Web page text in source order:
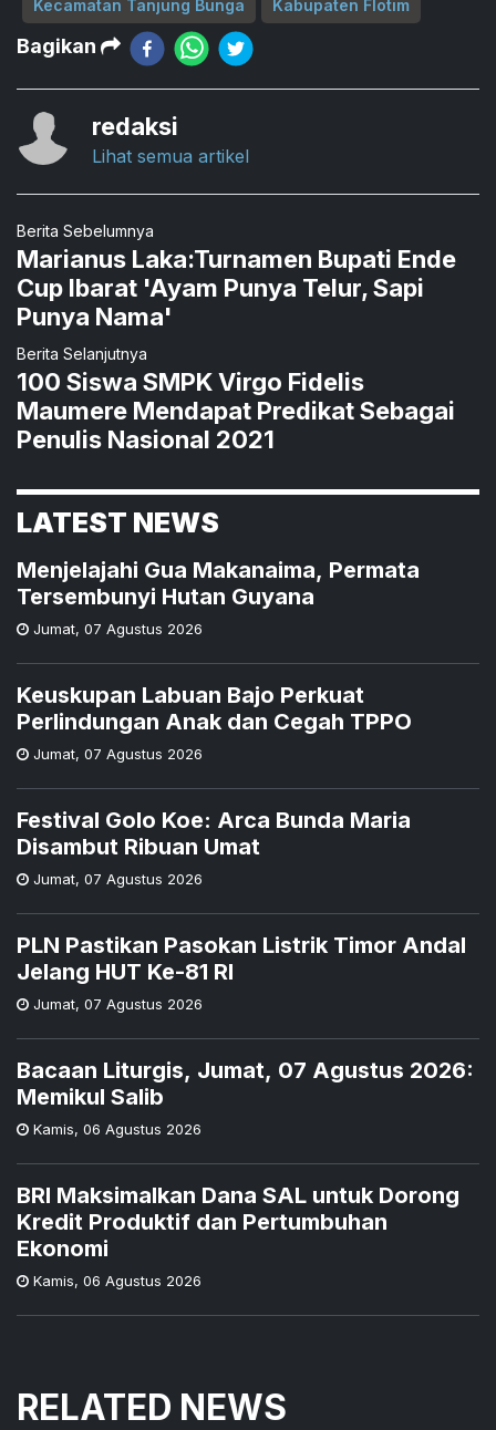
Kecamatan Tanjung Bunga Kabupaten Flotim
Bagikan
redaksi
Lihat semua artikel
Berita Sebelumnya
Marianus Laka:Turnamen Bupati Ende
Cup Ibarat 'Ayam Punya Telur, Sapi
Punya Nama'
Berita Selanjutnya
100 Siswa SMPK Virgo Fidelis
Maumere Mendapat Predikat Sebagai
Penulis Nasional 2021
LATEST NEWS
Menjelajahi Gua Makanaima, Permata
Tersembunyi Hutan Guyana
Jumat, 07 Agustus 2026
Keuskupan Labuan Bajo Perkuat
Perlindungan Anak dan Cegah TPPO
Jumat, 07 Agustus 2026
Festival Golo Koe: Arca Bunda Maria
Disambut Ribuan Umat
Jumat, 07 Agustus 2026
PLN Pastikan Pasokan Listrik Timor Andal
Jelang HUT Ke-81 RI
Jumat, 07 Agustus 2026
Bacaan Liturgis, Jumat, 07 Agustus 2026:
Memikul Salib
Kamis, 06 Agustus 2026
BRI Maksimalkan Dana SAL untuk Dorong
Kredit Produktif dan Pertumbuhan
Ekonomi
Kamis, 06 Agustus 2026
RELATED NEWS